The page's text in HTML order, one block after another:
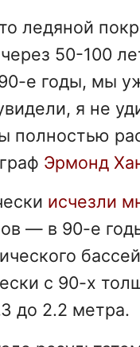
ледяной
50-100
е годы, мы
я не
полностью
Эрмонд
исчезли
— в 90-е
с 90-х
до 2.2 метра.